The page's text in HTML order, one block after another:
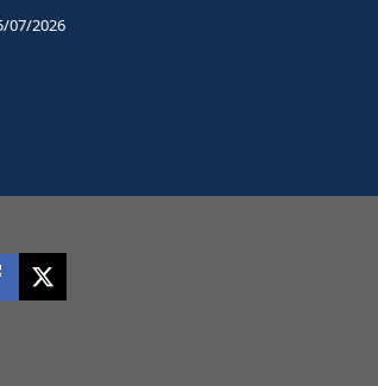
07/2026